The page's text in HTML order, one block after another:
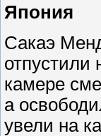
Япония
Сакаэ
отпустили
камере
а
увели на